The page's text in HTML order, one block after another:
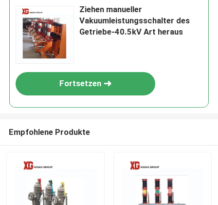
Ziehen manueller
Vakuumleistungsschalter des
Getriebe-40.5kV Art heraus
Fortsetzen
Empfohlene Produkte